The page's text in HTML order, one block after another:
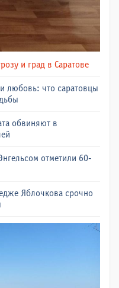
и град в Саратове
любовь: что саратовцы
обвиняют в
отметили 60-
Яблочкова срочно